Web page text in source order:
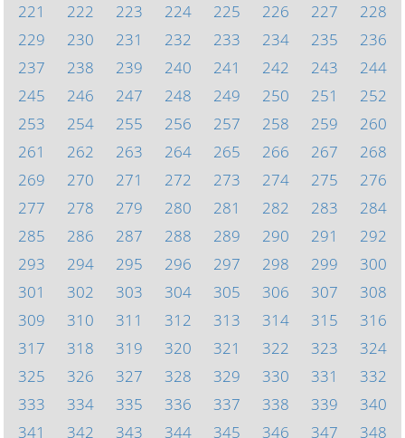
221
222 223 224 225 226 227
228
229
230 231 232 233 234 235
236
237
238 239 240 241 242 243
244
245
246 247 248 249 250 251
252
253
254 255 256 257 258 259
260
261
262 263 264 265 266 267
268
269
270 271 272 273 274 275
276
277
278 279 280 281 282 283
284
285
286 287 288 289 290 291
292
293
294 295 296 297 298 299
300
301
302 303 304 305 306 307
308
309
310 311 312 313 314 315
316
317
318 319 320 321 322 323
324
325
326 327 328 329 330 331
332
333
334 335 336 337 338 339
340
341
342 343 344 345 346 347 348